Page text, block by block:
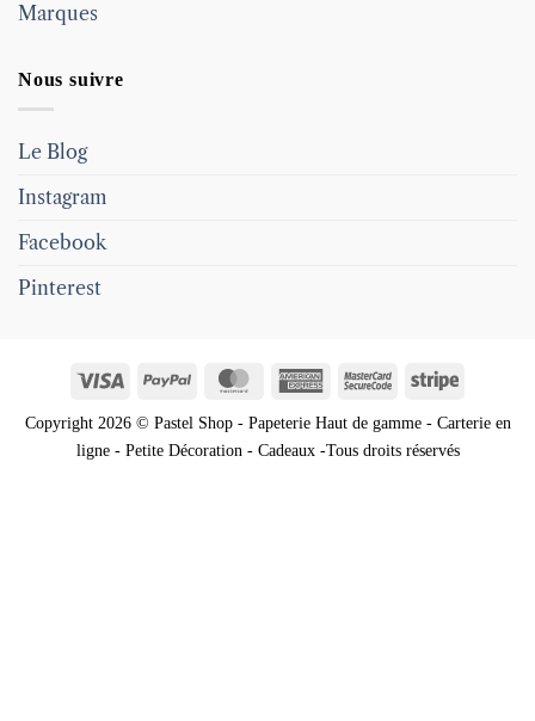
Marques
Nous suivre
Le Blog
Instagram
Facebook
Pinterest
Visa PayPal MasterCardAmericanMasterCardStripe
Copyright 2026 © Pastel Shop - Papeterie Haut de gamme - Carterie en
ligne - Petite Décoration - Cadeaux -Tous droits réservés